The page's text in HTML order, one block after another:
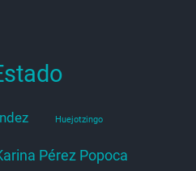
Huejotzingo
Pérez Popoca